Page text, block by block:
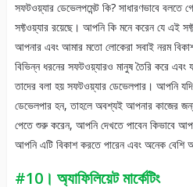
সফটওয়্যার ডেভেলপমেন্ট কি? সাধারণভাবে বলতে
সফ্টওয়্যার রয়েছে। আপনি কি মনে করেন যে এই
আপনার এবং আমার মতো লোকেরা সবাই নরম
বিভিন্ন ধরনের সফটওয়্যারও মানুষ তৈরি করে
তাদের বলা হয় সফটওয়্যার ডেভেলপার। আপনি
ডেভেলপার হন, তাহলে অবশ্যই আপনার কাজের
পেতে শুরু করেন, আপনি দেখতে পাবেন কিভাবে
আপনি এটি বিকাশ করতে পারেন এবং অনেক বেশি
#10। অ্যাফিলিয়েট মার্কেটিং